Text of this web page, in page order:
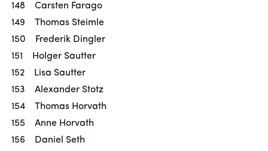
148 Carsten Farago
149 Thomas Steimle
150 Frederik Dingler
151 Holger Sautter
152 Lisa Sautter
153 Alexander Stotz
154 Thomas Horvath
155 Anne Horvath
156 Daniel Seth